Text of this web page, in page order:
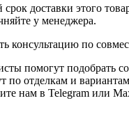
доставки этого
у менеджера.
консультацию по
помогут подобрать
по отделкам и
нам в Telegram или